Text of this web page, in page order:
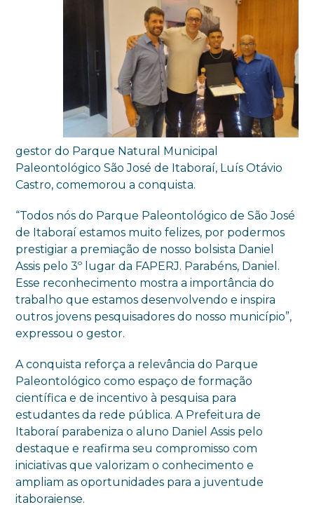
gestor do Parque Natural Municipal
Paleontológico São José de Itaboraí, Luís Otávio
Castro, comemorou a conquista.
“Todos nós do Parque Paleontológico de São José
de Itaboraí estamos muito felizes, por podermos
prestigiar a premiação de nosso bolsista Daniel
Assis pelo 3º lugar da FAPERJ. Parabéns, Daniel.
Esse reconhecimento mostra a importância do
trabalho que estamos desenvolvendo e inspira
outros jovens pesquisadores do nosso município”,
expressou o gestor.
A conquista reforça a relevância do Parque
Paleontológico como espaço de formação
científica e de incentivo à pesquisa para
estudantes da rede pública. A Prefeitura de
Itaboraí parabeniza o aluno Daniel Assis pelo
destaque e reafirma seu compromisso com
iniciativas que valorizam o conhecimento e
ampliam as oportunidades para a juventude
itaboraiense.